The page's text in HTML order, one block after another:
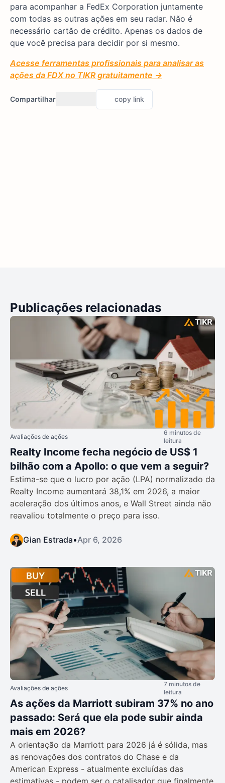
para acompanhar a FedEx Corporation juntamente
com todas as outras ações em seu radar. Não é
necessário cartão de crédito. Apenas os dados de
que você precisa para decidir por si mesmo.
Acesse ferramentas profissionais para analisar as
ações da FDX no TIKR gratuitamente →
Compartilhar copy link
Publicações relacionadas
Avaliações de ações
6 minutos de
leitura
Realty Income fecha negócio de US$ 1
bilhão com a Apollo: o que vem a seguir?
Estima-se que o lucro por ação (LPA) normalizado da
Realty Income aumentará 38,1% em 2026, a maior
aceleração dos últimos anos, e Wall Street ainda não
reavaliou totalmente o preço para isso.
Gian Estrada•Apr 6, 2026
Avaliações de ações
7 minutos de
leitura
As ações da Marriott subiram 37% no ano
passado: Será que ela pode subir ainda
mais em 2026?
A orientação da Marriott para 2026 já é sólida, mas
as renovações dos contratos do Chase e da
American Express - atualmente excluídas das
estimativas - podem ser o catalisador que finalmente